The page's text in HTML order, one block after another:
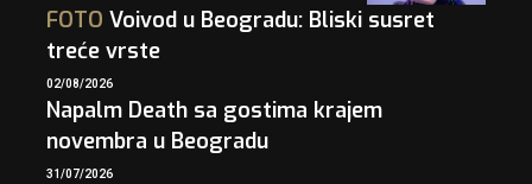
FOTO Voivod u Beogradu: Bliski susret
treće vrste
02/08/2026
Napalm Death sa gostima krajem
novembra u Beogradu
31/07/2026